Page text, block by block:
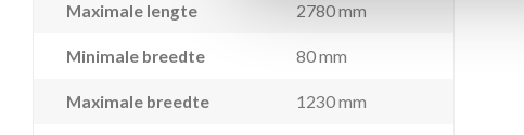
Maximale lengte 2780 mm
Minimale breedte 80 mm
Maximale breedte 1230 mm